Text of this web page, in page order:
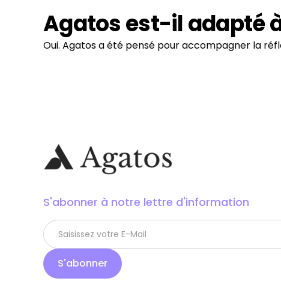
Agatos est-il adapté
Oui. Agatos a été pensé pour accompagner la
S'abonner à notre lettre d'information